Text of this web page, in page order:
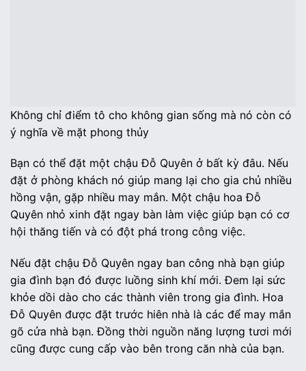
Không chỉ điểm tô cho không gian sống mà nó còn có
ý nghĩa về mặt phong thủy
Bạn có thể đặt một chậu Đỗ Quyên ở bất kỳ đâu. Nếu
đặt ở phòng khách nó giúp mang lại cho gia chủ nhiều
hồng vận, gặp nhiều may mắn. Một chậu hoa Đỗ
Quyên nhỏ xinh đặt ngay bàn làm việc giúp bạn có cơ
hội thăng tiến và có đột phá trong công việc.
Nếu đặt chậu Đỗ Quyên ngay ban công nhà bạn giúp
gia đình bạn đó được luồng sinh khí mới. Đem lại sức
khỏe dồi dào cho các thành viên trong gia đình. Hoa
Đỗ Quyên được đặt trước hiên nhà là các để may mắn
gõ cửa nhà bạn. Đồng thời nguồn năng lượng tươi mới
cũng được cung cấp vào bên trong căn nhà của bạn.